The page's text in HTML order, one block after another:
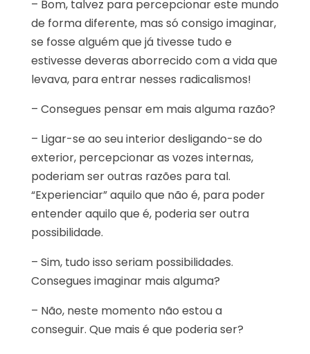
– Bom, talvez para percepcionar este mundo
de forma diferente, mas só consigo imaginar,
se fosse alguém que já tivesse tudo e
estivesse deveras aborrecido com a vida que
levava, para entrar nesses radicalismos!
– Consegues pensar em mais alguma razão?
– Ligar-se ao seu interior desligando-se do
exterior, percepcionar as vozes internas,
poderiam ser outras razões para tal.
“Experienciar” aquilo que não é, para poder
entender aquilo que é, poderia ser outra
possibilidade.
– Sim, tudo isso seriam possibilidades.
Consegues imaginar mais alguma?
– Não, neste momento não estou a
conseguir. Que mais é que poderia ser?